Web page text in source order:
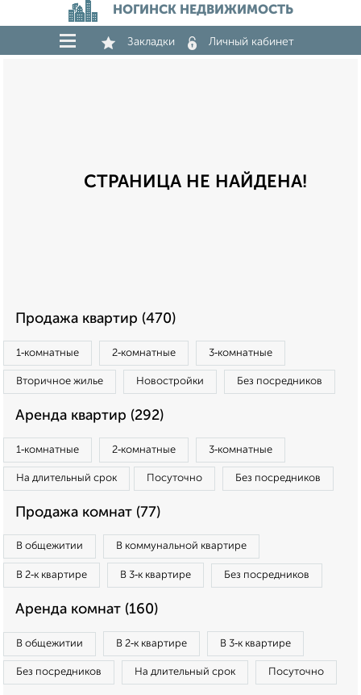
НОГИНСК НЕДВИЖИМОСТЬ
Закладки Личный кабинет
СТРАНИЦА НЕ НАЙДЕНА!
Продажа квартир (470)
1‑комнатные 2‑комнатные 3‑комнатные
Вторичное жилье Новостройки Без посредников
Аренда квартир (292)
1‑комнатные 2‑комнатные 3‑комнатные
На длительный срок Посуточно Без посредников
Продажа комнат (77)
В общежитии В коммунальной квартире
В 2‑к квартире В 3‑к квартире Без посредников
Аренда комнат (160)
В общежитии В 2‑к квартире В 3‑к квартире
Без посредников На длительный срок Посуточно